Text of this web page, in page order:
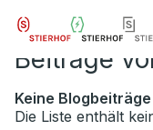
Beiträge
Keine Blogbeiträge
Die Liste enthält